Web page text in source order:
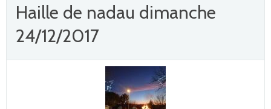
Haille de nadau dimanche
24/12/2017